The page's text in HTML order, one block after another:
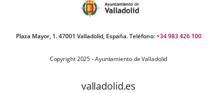
Plaza Mayor, 1. 47001 Valladolid, España. Teléfono:+34 983 426 100
Copyright 2025 - Ayuntamiento de Valladolid
valladolid.es